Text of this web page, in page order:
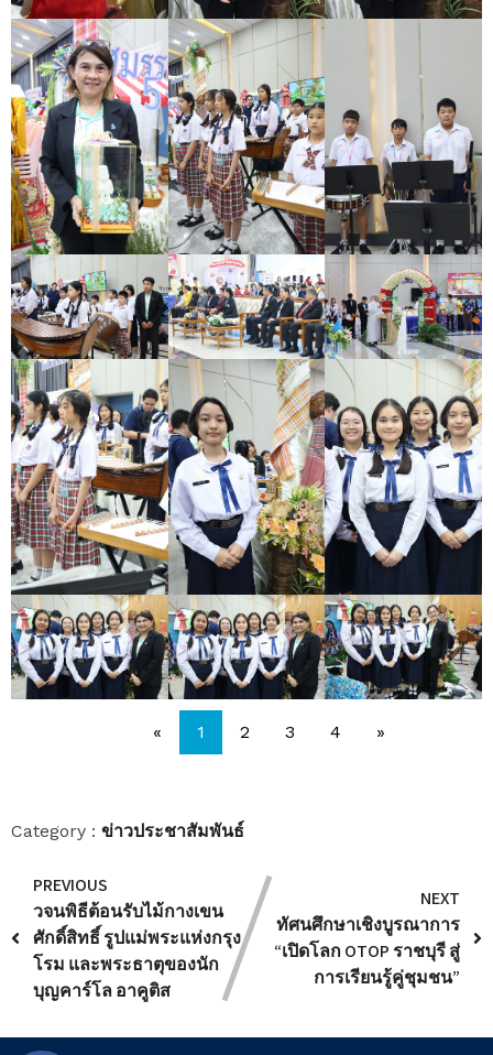
« 1 2 3 4 »
Category : ข่าวประชาสัมพันธ์
PREVIOUS
วจนพิธีต้อนรับไม้กางเขน
ศักดิ์สิทธิ์ รูปแม่พระแห่งกรุง
โรม และพระธาตุของนัก
บุญคาร์โล อาคูติส
NEXT
ทัศนศึกษาเชิงบูรณาการ
“เปิดโลก OTOP ราชบุรี สู่
การเรียนรู้คู่ชุมชน”